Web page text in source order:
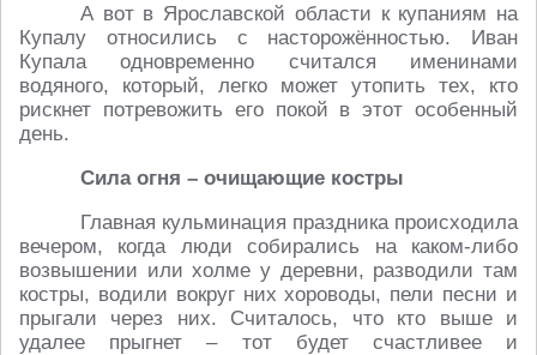
А вот в Ярославской области к купаниям на
Купалу относились с насторожённостью. Иван
Купала одновременно считался именинами
водяного, который, легко может утопить тех, кто
рискнет потревожить его покой в этот особенный
день.
Сила огня – очищающие костры
Главная кульминация праздника происходила
вечером, когда люди собирались на каком-либо
возвышении или холме у деревни, разводили там
костры, водили вокруг них хороводы, пели песни и
прыгали через них. Считалось, что кто выше и
удалее прыгнет – тот будет счастливее и